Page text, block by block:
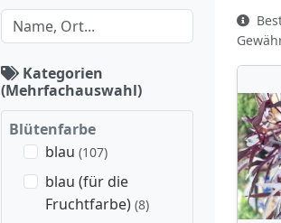
Kategorien
(Mehrfachauswahl)
Blütenfarbe
blau (107)
blau (für die
Fruchtfarbe) (8)